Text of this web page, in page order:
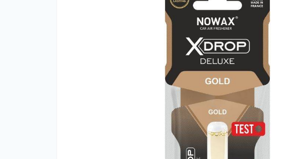
Ароматизаторы в машину
Ароматизаторы для дома и
офиса